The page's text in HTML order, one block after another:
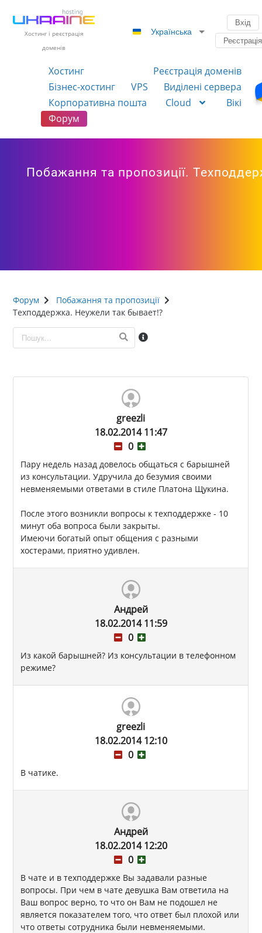
Хостинг і реєстрація
доменів
Українська
Вхід
Реєстрація
Хостинг
Реєстрація доменів
Бізнес-хостинг
VPS
Виділені сервера
Корпоративна пошта
Cloud
Вікі
Форум
Побажання та пропозиції.
Форум
Побажання та пропозиції
Техподдержка. Неужели так бывает!?
greezli
18.02.2014 11:47
0
Пару недель назад довелось общаться с барышней
из консультации. Удручила до безумия своими
невменяемыми ответами в стиле Платона Щукина.
После этого возникли вопросы к техподдержке - 10
минут оба вопроса были закрыты.
Имеючи богатый опыт общения с разными
хостерами, приятно удивлен.
Андрей
18.02.2014 11:59
0
Из какой барышней? Из консультации в телефонном
режиме?
greezli
18.02.2014 12:10
0
В чатике.
Андрей
18.02.2014 12:20
0
В чате и в техподдержке Вы задавали разные
вопросы. При чем в чате девушка Вам ответила на
Ваш вопрос верно, то что он Вам не подошел не
является показателем того, что ответ был плохой или
что ответы сотрудника были невменяемыми.